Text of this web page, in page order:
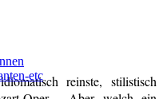
etc
reinste, stilistisch